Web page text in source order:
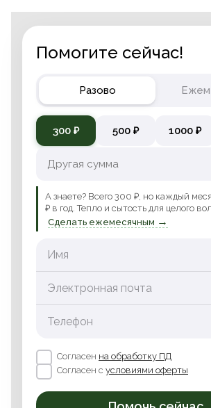
Помогите сейчас!
Разово
300 ₽ 500 ₽ 1000 ₽
А знаете? Всего 300 ₽, но каждый
₽ в год. Тепло и сытость для целого
Сделать ежемесячным →
Имя
Электронная почта
Телефон
Согласен на обработку ПД
Согласен с условиями оферты